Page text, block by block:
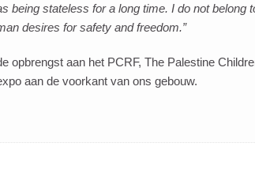
stateless for a long time. I do not
desires for safety and freedom.”
aan het PCRF, The Palestine
aan de voorkant van ons gebouw.